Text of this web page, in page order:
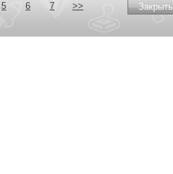
5 6 7 >> Закрыть